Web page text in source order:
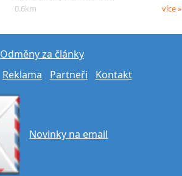
0.6km
více »
Odměny za články
Reklama Partneři Kontakt
Novinky na email